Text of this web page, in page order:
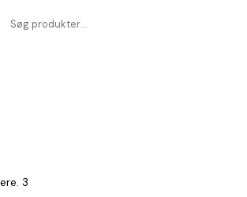
3